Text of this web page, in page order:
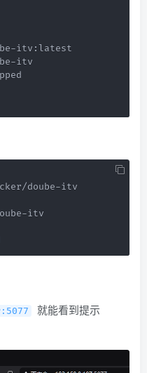
itv:latest
itv
doube-itv
itv
​ 就能看到提示